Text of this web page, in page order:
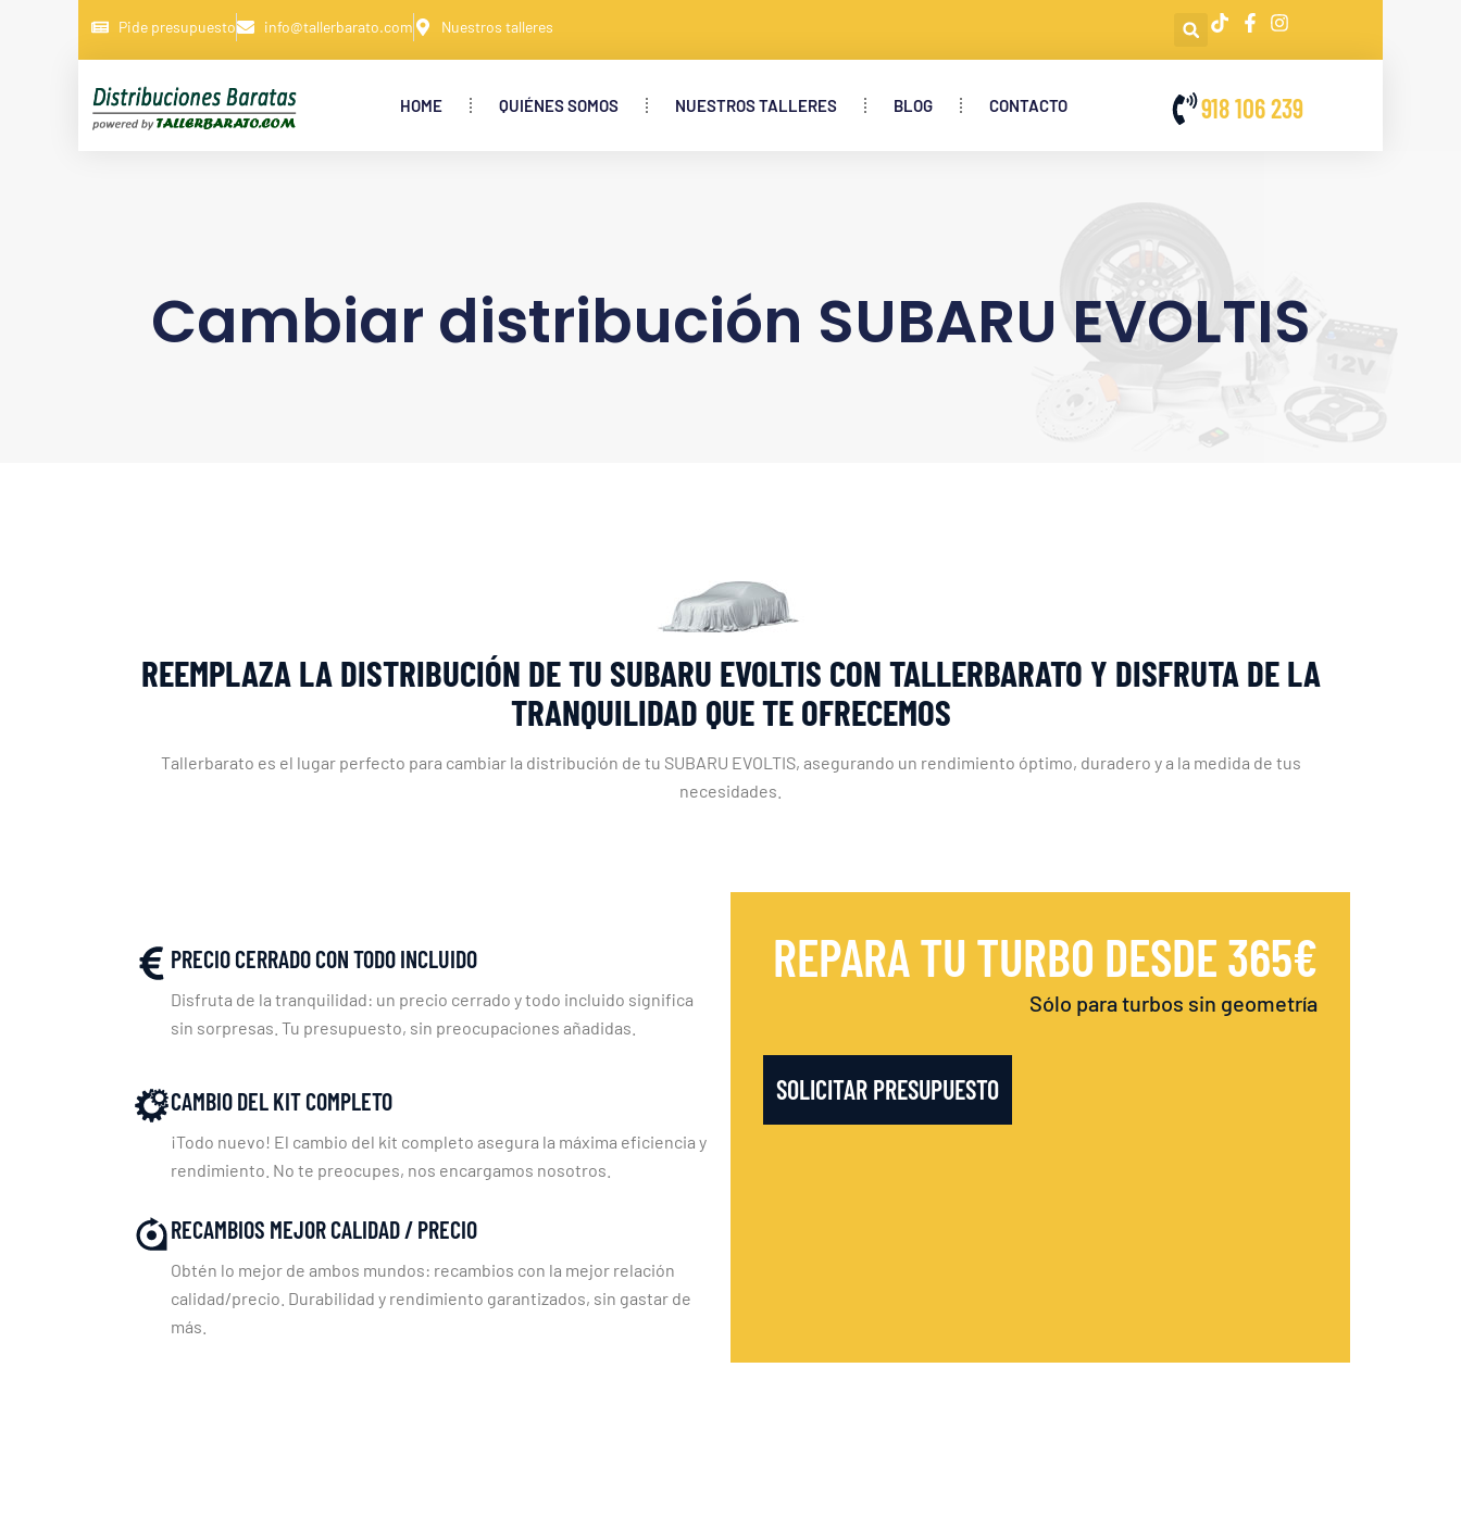
Pide presupuesto info@tallerbarato.com Nuestros talleres
HOME QUIÉNES SOMOS NUESTROS TALLERES BLOG CONTACTO 918 106 239
Cambiar distribución SUBARU EVOLTIS
REEMPLAZA LA DISTRIBUCIÓN DE TU SUBARU EVOLTIS CON TALLERBARATO Y DISFRUTA DE LA
TRANQUILIDAD QUE TE OFRECEMOS
Tallerbarato es el lugar perfecto para cambiar la distribución de tu SUBARU EVOLTIS, asegurando un rendimiento óptimo, duradero y a la medida de tus
necesidades.
PRECIO CERRADO CON TODO INCLUIDO
Disfruta de la tranquilidad: un precio cerrado y todo incluido significa
sin sorpresas. Tu presupuesto, sin preocupaciones añadidas.
CAMBIO DEL KIT COMPLETO
¡Todo nuevo! El cambio del kit completo asegura la máxima eficiencia y
rendimiento. No te preocupes, nos encargamos nosotros.
RECAMBIOS MEJOR CALIDAD / PRECIO
Obtén lo mejor de ambos mundos: recambios con la mejor relación
calidad/precio. Durabilidad y rendimiento garantizados, sin gastar de
más.
REPARA TU TURBO DESDE 365€
Sólo para turbos sin geometría
SOLICITAR PRESUPUESTO